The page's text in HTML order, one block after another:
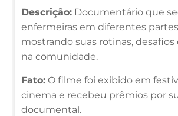
Descrição: Documentário que
enfermeiras em diferentes
mostrando suas rotinas,
na comunidade.
Fato: O filme foi exibido em
cinema e recebeu prêmios por
documental.